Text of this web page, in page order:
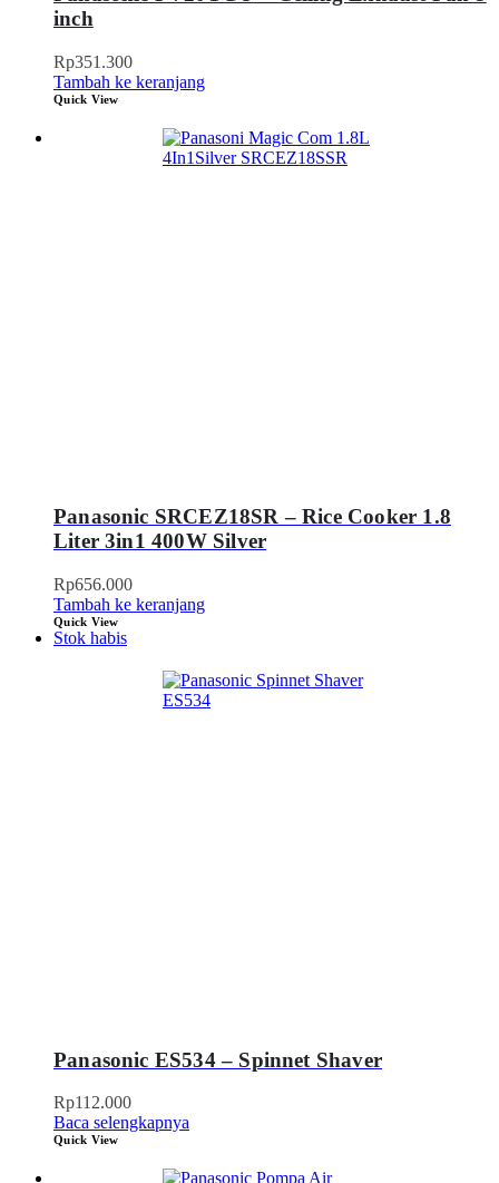
inch
Rp351.300
Tambah ke keranjang
Quick View
Panasonic SRCEZ18SR – Rice Cooker 1.8
Liter 3in1 400W Silver
Rp656.000
Tambah ke keranjang
Quick View
Stok habis
Panasonic ES534 – Spinnet Shaver
Rp112.000
Baca selengkapnya
Quick View